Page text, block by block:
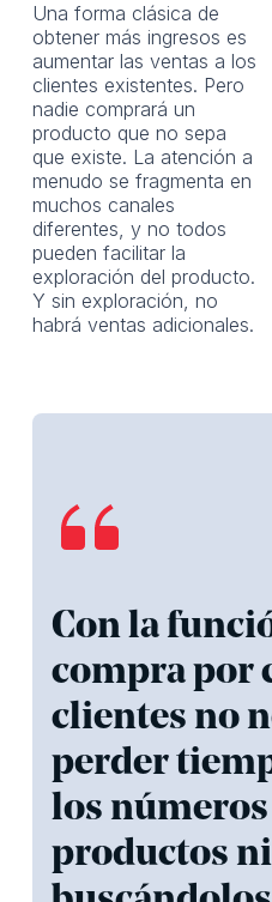
Una forma clásica de
obtener más ingresos es
aumentar las ventas a los
clientes existentes. Pero
nadie comprará un
producto que no sepa
que existe. La atención a
menudo se fragmenta en
muchos canales
diferentes, y no todos
pueden facilitar la
exploración del producto.
Y sin exploración, no
habrá ventas adicionales.
Con la
compra por
clientes no
perder
los números
productos ni